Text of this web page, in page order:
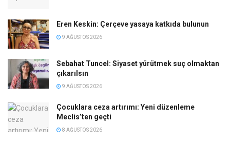
Eren Keskin: Çerçeve yasaya katkıda bulunun
9 AĞUSTOS 2026
Sebahat Tuncel: Siyaset yürütmek suç olmaktan
çıkarılsın
9 AĞUSTOS 2026
Çocuklara ceza artırımı: Yeni düzenleme
Meclis’ten geçti
8 AĞUSTOS 2026